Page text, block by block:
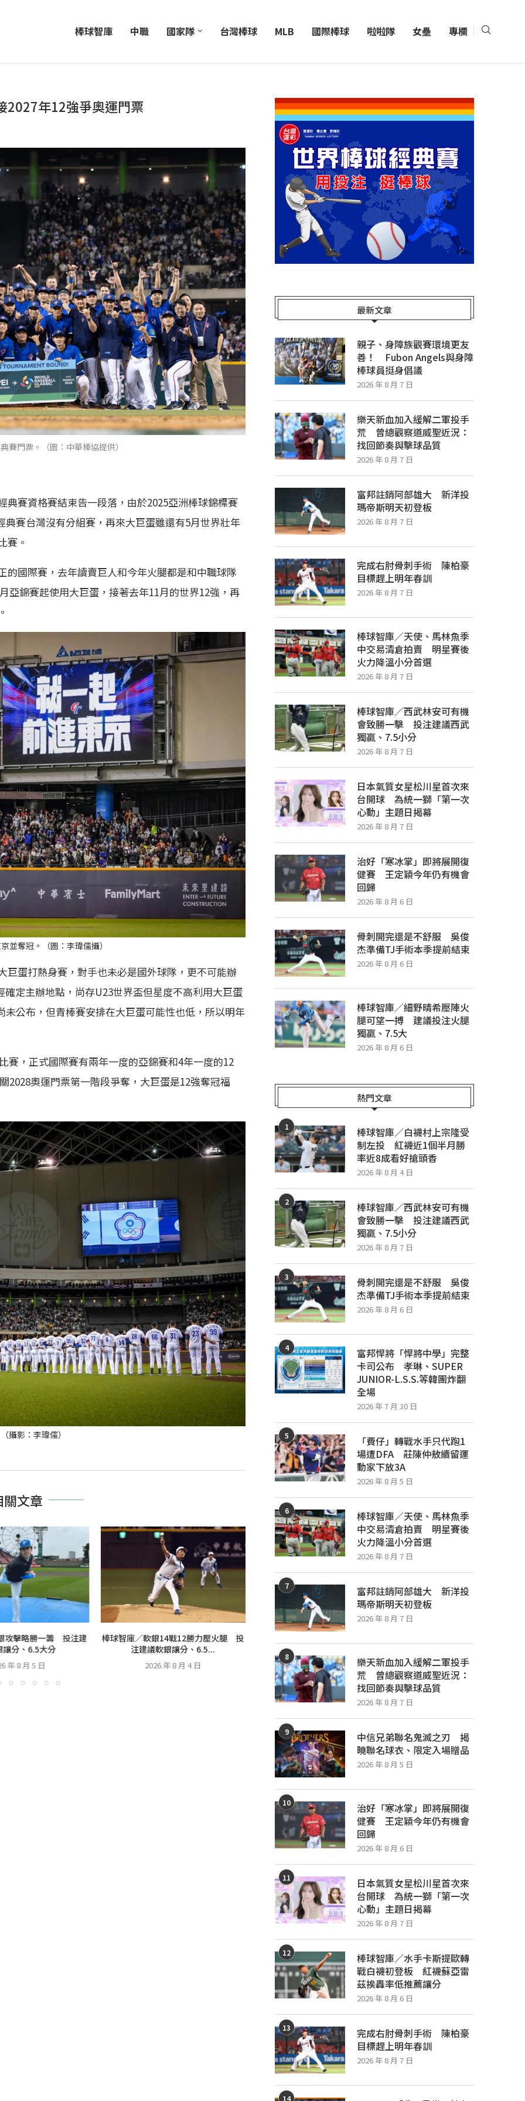
棒球智庫 中職 國家隊 台灣棒球 MLB 國際棒球 啦啦隊 女壘 專欄
年12強爭奧運門票
賽門票。（圖：中華棒協提供）
賽資格賽結束告一段落，由於2025亞洲棒球錦標賽
賽台灣沒有分組賽，再來大巨蛋雖還有5月世界壯年
賽。
國際賽，去年讀賣巨人和今年火腿都是和中職球隊
亞錦賽起使用大巨蛋，接著去年11月的世界12強，再
並奪冠。（圖：李瑋儒攝）
蛋打熱身賽，對手也未必是國外球隊，更不可能辦
定主辦地點，尚存U23世界盃但星度不高利用大巨蛋
公布，但青棒賽安排在大巨蛋可能性也低，所以明年
賽，正式國際賽有兩年一度的亞錦賽和4年一度的12
2028奧運門票第一階段爭奪，大巨蛋是12強奪冠福
攝影：李瑋儒）
關文章
攻擊略勝一籌 投注建
讓分、6.5大分
年 8 月 5 日
棒球智庫／軟銀14戰12勝力壓火腿 投
注建議軟銀讓分、6.5...
2026 年 8 月 4 日
勁 歐力士選球較佳看好勝樂...
2026 年 8 月 3 日 2026 年 8 月 2 日
最新文章
親子、身障族觀賽環境更友
善！ Fubon Angels與身障
棒球員挺身倡議
2026 年 8 月 7 日
樂天新血加入緩解二軍投手
荒 曾總觀察道威聖近況：
找回節奏與擊球品質
2026 年 8 月 7 日
富邦註銷阿部雄大 新洋投
瑪帝斯明天初登板
2026 年 8 月 7 日
完成右肘骨刺手術 陳柏豪
目標趕上明年春訓
2026 年 8 月 7 日
棒球智庫／天使、馬林魚季
中交易清倉拍賣 明星賽後
火力降溫小分首選
2026 年 8 月 7 日
棒球智庫／西武林安可有機
會致勝一擊 投注建議西武
獨贏、7.5小分
2026 年 8 月 7 日
日本氣質女星松川星首次來
台開球 為統一獅「第一次
心動」主題日揭幕
2026 年 8 月 7 日
治好「寒冰掌」即將展開復
健賽 王定穎今年仍有機會
回歸
2026 年 8 月 6 日
骨刺開完還是不舒服 吳俊
杰準備TJ手術本季提前結束
2026 年 8 月 6 日
棒球智庫／細野晴希壓陣火
腿可望一搏 建議投注火腿
獨贏、7.5大
2026 年 8 月 6 日
熱門文章
1
棒球智庫／白襪村上宗隆受
制左投 紅襪近1個半月勝
率近8成看好搶頭香
2026 年 8 月 4 日
2
棒球智庫／西武林安可有機
會致勝一擊 投注建議西武
獨贏、7.5小分
2026 年 8 月 7 日
3
骨刺開完還是不舒服 吳俊
杰準備TJ手術本季提前結束
2026 年 8 月 6 日
4
富邦悍將「悍將中學」完整
卡司公布 孝琳、SUPER
JUNIOR-L.S.S.等韓團炸翻
全場
2026 年 7 月 30 日
5
「費仔」轉戰水手只代跑1
場遭DFA 莊陳仲敖續留運
動家下放3A
2026 年 8 月 5 日
6
棒球智庫／天使、馬林魚季
中交易清倉拍賣 明星賽後
火力降溫小分首選
2026 年 8 月 7 日
7
富邦註銷阿部雄大 新洋投
瑪帝斯明天初登板
2026 年 8 月 7 日
8
樂天新血加入緩解二軍投手
荒 曾總觀察道威聖近況：
找回節奏與擊球品質
2026 年 8 月 7 日
9
中信兄弟聯名鬼滅之刃 揭
曉聯名球衣、限定入場贈品
2026 年 8 月 5 日
10
治好「寒冰掌」即將展開復
健賽 王定穎今年仍有機會
回歸
2026 年 8 月 6 日
11
日本氣質女星松川星首次來
台開球 為統一獅「第一次
心動」主題日揭幕
2026 年 8 月 7 日
12
棒球智庫／水手卡斯提歐轉
戰白襪初登板 紅襪蘇亞雷
茲挨轟率低推薦讓分
2026 年 8 月 6 日
13
完成右肘骨刺手術 陳柏豪
目標趕上明年春訓
2026 年 8 月 7 日
14